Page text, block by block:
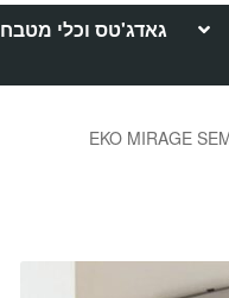
גאדג'טס וכלי מטבח